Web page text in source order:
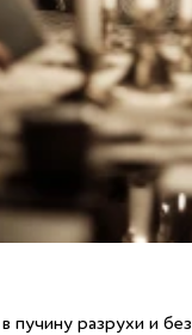
пучину разрухи и